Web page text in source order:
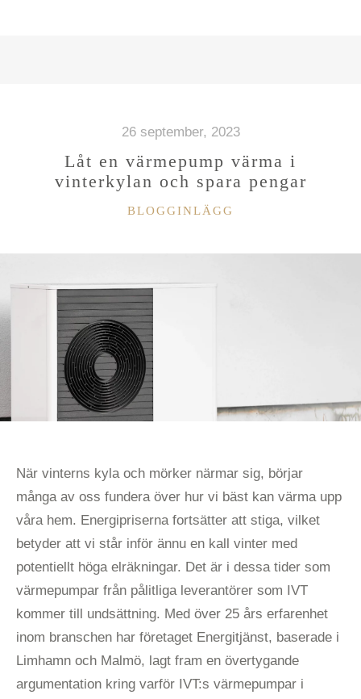
SOMMAR”
26 september, 2023
Låt en värmepump värma i
vinterkylan och spara pengar
KATEGORIER
BLOGGINLÄGG
När vinterns kyla och mörker närmar sig, börjar
många av oss fundera över hur vi bäst kan värma upp
våra hem. Energipriserna fortsätter att stiga, vilket
betyder att vi står inför ännu en kall vinter med
potentiellt höga elräkningar. Det är i dessa tider som
värmepumpar från pålitliga leverantörer som IVT
kommer till undsättning. Med över 25 års erfarenhet
inom branschen har företaget Energitjänst, baserade i
Limhamn och Malmö, lagt fram en övertygande
argumentation kring varför IVT:s värmepumpar i